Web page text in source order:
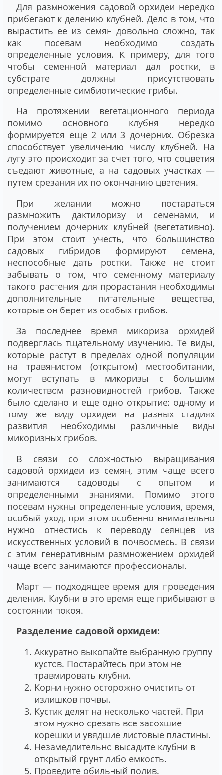
Для размножения садовой орхидеи нередко
прибегают к делению клубней. Дело в том, что
вырастить ее из семян довольно сложно, так
как посевам необходимо создать
определенные условия. К примеру, для того
чтобы семенной материал дал ростки, в
субстрате должны присутствовать
определенные симбиотические грибы.
На протяжении вегетационного периода
помимо основного клубня нередко
формируется еще 2 или 3 дочерних. Обрезка
способствует увеличению числу клубней. На
лугу это происходит за счет того, что соцветия
съедают животные, а на садовых участках —
путем срезания их по окончанию цветения.
При желании можно постараться
размножить дактилоризу и семенами, и
получением дочерних клубней (вегетативно).
При этом стоит учесть, что большинство
садовых гибридов формируют семена,
неспособные дать ростки. Также не стоит
забывать о том, что семенному материалу
такого растения для прорастания необходимы
дополнительные питательные вещества,
которые он берет из особых грибов.
За последнее время микориза орхидей
подверглась тщательному изучению. Те виды,
которые растут в пределах одной популяции
на травянистом (открытом) местообитании,
могут вступать в микоризы с большим
количеством разновидностей грибов. Также
было сделано и еще одно открытие: одному и
тому же виду орхидеи на разных стадиях
развития необходимы различные виды
микоризных грибов.
В связи со сложностью выращивания
садовой орхидеи из семян, этим чаще всего
занимаются садоводы с опытом и
определенными знаниями. Помимо этого
посевам нужны определенные условия, время,
особый уход, при этом особенно внимательно
нужно отнестись к переводу сеянцев из
искусственных условий в почвосмесь. В связи
с этим генеративным размножением орхидей
чаще всего занимаются профессионалы.
Март — подходящее время для проведения
деления. Клубни в это время еще прибывают в
состоянии покоя.
Разделение садовой орхидеи:
Аккуратно выкопайте выбранную группу
кустов. Постарайтесь при этом не
травмировать клубни.
Корни нужно осторожно очистить от
излишков почвы.
Кустик делят на несколько частей. При
этом нужно срезать все засохшие
корешки и увядшие листовые пластины.
Незамедлительно высадите клубни в
открытый грунт либо емкость.
Проведите обильный полив.